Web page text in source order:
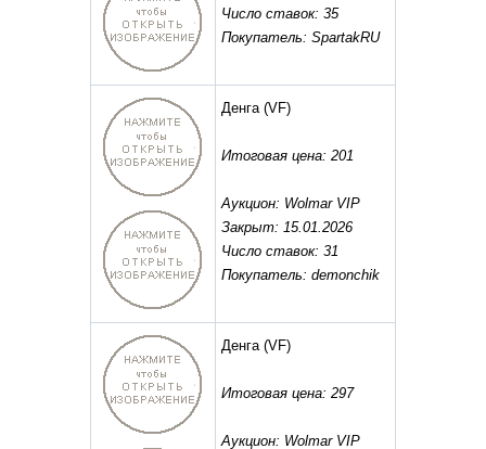
Число ставок: 35
Покупатель: SpartakRU
Денга(VF)
Итоговая цена: 201
Аукцион: Wolmar VIP
Закрыт: 15.01.2026
Число ставок: 31
Покупатель: demonchik
Денга(VF)
Итоговая цена: 297
Аукцион: Wolmar VIP